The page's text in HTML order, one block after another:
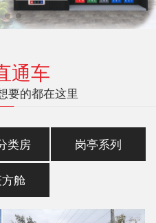
通车
要的都在这里
类房 岗亭系列
舱